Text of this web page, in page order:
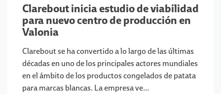
Clarebout inicia estudio de viabilidad
para nuevo centro de producción en
Valonia
Clarebout se ha convertido a lo largo de las últimas
décadas en uno de los principales actores mundiales
en el ámbito de los productos congelados de patata
para marcas blancas. La empresa ve...